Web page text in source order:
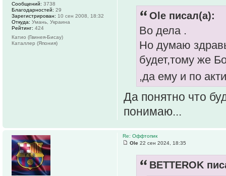
Ole писал(а):
Во дела .
Но думаю
будет,тому же
,да ему и по
Да понятно что
понимаю...
Сообщений: 3738
Благодарностей: 29
Зарегистрирован: 10 сен 2008, 18:32
Откуда: Умань, Украина
Рейтинг: 424
Катио (Гвинея-Бисау)
Каталлер (Япония)
Re: Оффтопик
Ole 22 сен 2024, 18:35
BETTEROK